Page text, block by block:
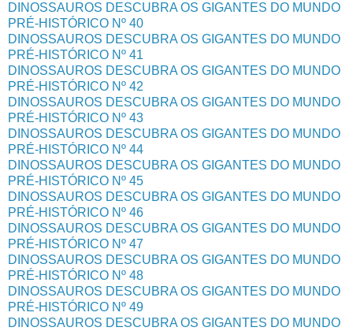
DINOSSAUROS DESCUBRA OS GIGANTES DO MUNDO
PRÉ-HISTÓRICO Nº 40
DINOSSAUROS DESCUBRA OS GIGANTES DO MUNDO
PRÉ-HISTÓRICO Nº 41
DINOSSAUROS DESCUBRA OS GIGANTES DO MUNDO
PRÉ-HISTÓRICO Nº 42
DINOSSAUROS DESCUBRA OS GIGANTES DO MUNDO
PRÉ-HISTÓRICO Nº 43
DINOSSAUROS DESCUBRA OS GIGANTES DO MUNDO
PRÉ-HISTÓRICO Nº 44
DINOSSAUROS DESCUBRA OS GIGANTES DO MUNDO
PRÉ-HISTÓRICO Nº 45
DINOSSAUROS DESCUBRA OS GIGANTES DO MUNDO
PRÉ-HISTÓRICO Nº 46
DINOSSAUROS DESCUBRA OS GIGANTES DO MUNDO
PRÉ-HISTÓRICO Nº 47
DINOSSAUROS DESCUBRA OS GIGANTES DO MUNDO
PRÉ-HISTÓRICO Nº 48
DINOSSAUROS DESCUBRA OS GIGANTES DO MUNDO
PRÉ-HISTÓRICO Nº 49
DINOSSAUROS DESCUBRA OS GIGANTES DO MUNDO